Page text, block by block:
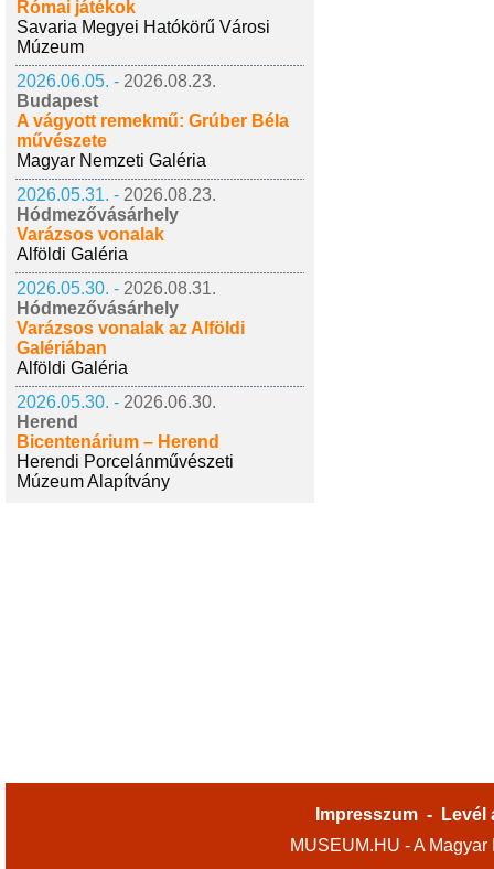
Római játékok
Savaria Megyei Hatókörű Városi
Múzeum
2026.06.05. - 2026.08.23.
Budapest
A vágyott remekmű: Grúber Béla
művészete
Magyar Nemzeti Galéria
2026.05.31. - 2026.08.23.
Hódmezővásárhely
Varázsos vonalak
Alföldi Galéria
2026.05.30. - 2026.08.31.
Hódmezővásárhely
Varázsos vonalak az Alföldi
Galériában
Alföldi Galéria
2026.05.30. - 2026.06.30.
Herend
Bicentenárium – Herend
Herendi Porcelánművészeti
Múzeum Alapítvány
Impresszum -
Levél
MUSEUM.HU - A